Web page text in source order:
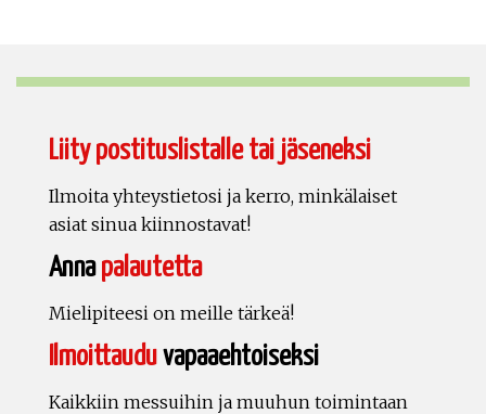
Liity postituslistalle tai jäseneksi
Ilmoita yhteystietosi ja kerro, minkälaiset
asiat sinua kiinnostavat!
Annapalautetta
Mielipiteesi on meille tärkeä!
Ilmoittauduvapaaehtoiseksi
Kaikkiin messuihin ja muuhun toimintaan